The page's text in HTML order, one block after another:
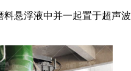
料悬浮液中并一起置于超声